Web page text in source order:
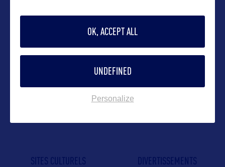
SITES CULTURELS DIVERTISSEMENTS
OK, ACCEPT ALL
UNDEFINED
Personalize